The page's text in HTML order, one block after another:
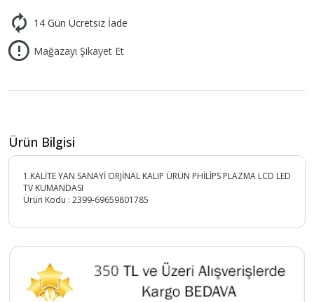
14 Gün Ücretsiz İade
Mağazayı Şikayet Et
Ürün Bilgisi
1.KALİTE YAN SANAYİ ORJİNAL KALIP ÜRÜN PHİLİPS PLAZMA LCD LED
TV KUMANDASI
Ürün Kodu : 2399-69659801785